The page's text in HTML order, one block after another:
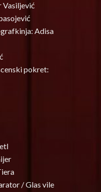
Vasiljević
Adisa
pokret:
/ Glas vile